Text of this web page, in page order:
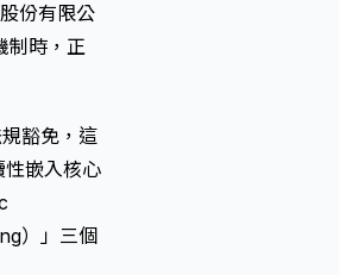
份有限公
制時，正
豁免，這
性嵌入核心
）」三個